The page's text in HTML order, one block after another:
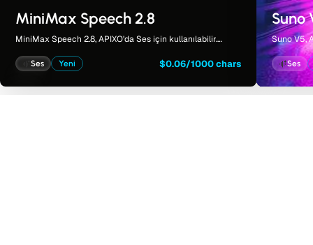
MiniMax Speech 2.8
MiniMax Speech 2.8, APIXO'da Ses için kullanılabilir.
fiyatlandırmayı ve sonuçları tek bir odaklanmış çalışma
alanında bir araya getirir.
Ses Yeni $0.06/1000 chars
Suno
Suno V5,
örnekleri,
sonuçları
getirir.
Ses